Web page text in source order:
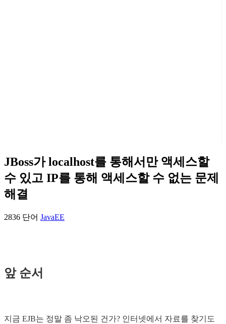
JBoss가 localhost를 통해서만 액세스할
수 있고 IP를 통해 액세스할 수 없는 문제
해결
2836 단어 JavaEE
앞 순서
지금 EJB는 정말 좀 낙오된 건가? 인터넷에서 자료를 찾기도